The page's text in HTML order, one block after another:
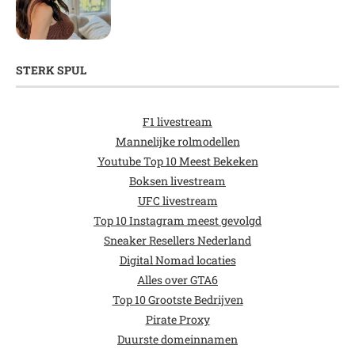
STERK SPUL
F1 livestream
Mannelijke rolmodellen
Youtube Top 10 Meest Bekeken
Boksen livestream
UFC livestream
Top 10 Instagram meest gevolgd
Sneaker Resellers Nederland
Digital Nomad locaties
Alles over GTA6
Top 10 Grootste Bedrijven
Pirate Proxy
Duurste domeinnamen